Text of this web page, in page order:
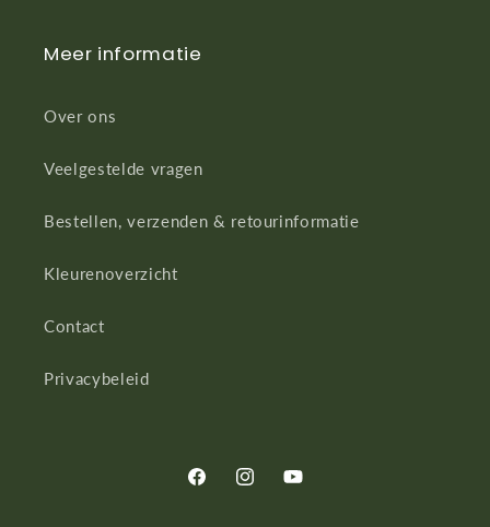
Meer informatie
Over ons
Veelgestelde vragen
Bestellen, verzenden & retourinformatie
Kleurenoverzicht
Contact
Privacybeleid
FacebookInstagramYouTube